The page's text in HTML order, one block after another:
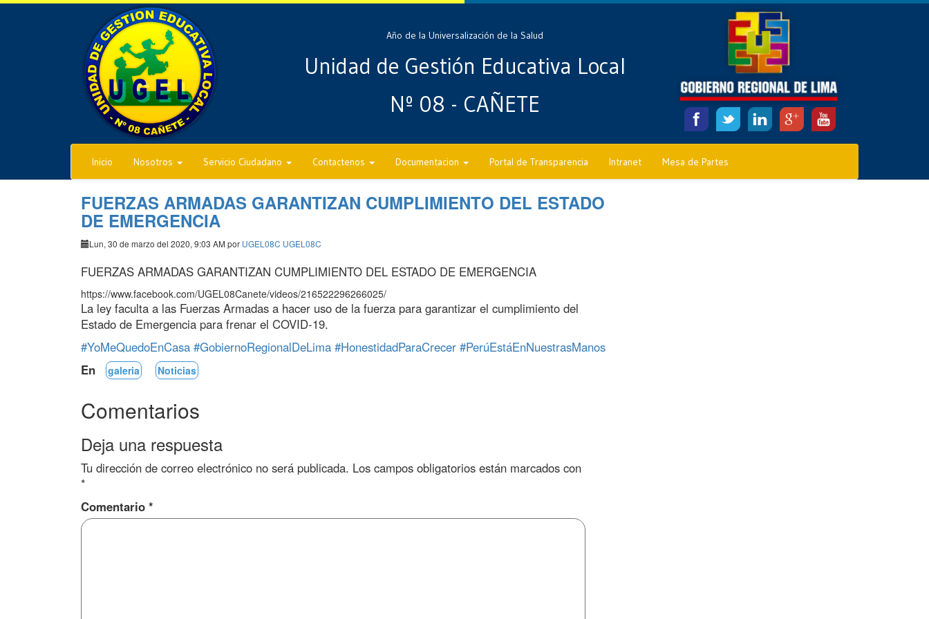
Año de la Universalización de la Salud
Unidad de Gestión Educativa Local
Nº 08 - CAÑETE
Inicio Nosotros Servicio Ciudadano Contactenos Documentacion Portal de Transparencia Intranet Mesa de Partes
FUERZAS ARMADAS GARANTIZAN CUMPLIMIENTO DEL ESTADO
DE EMERGENCIA
Lun, 30 de marzo del 2020, 9:03 AM por UGEL08C UGEL08C
FUERZAS ARMADAS GARANTIZAN CUMPLIMIENTO DEL ESTADO DE EMERGENCIA
https://www.facebook.com/UGEL08Canete/videos/216522296266025/
La ley faculta a las Fuerzas Armadas a hacer uso de la fuerza para garantizar el cumplimiento del
Estado de Emergencia para frenar el COVID-19.
#YoMeQuedoEnCasa #GobiernoRegionalDeLima #HonestidadParaCrecer #PerúEstáEnNuestrasManos
En
galeria Noticias
Comentarios
Deja una respuesta
Tu dirección de correo electrónico no será publicada. Los campos obligatorios están marcados con
*
Comentario *